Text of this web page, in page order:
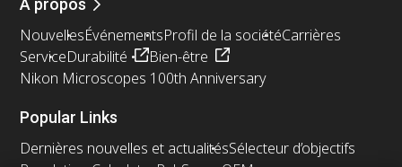
À propos
NouvellesÉvénementsProfil de la sociétéCarrières
ServiceDurabilité
Bien-être
Nikon Microscopes 100th Anniversary
Popular Links
Dernières nouvelles et actualitésSélecteur d’objectifs